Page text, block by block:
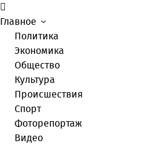
Главное
Политика
Экономика
Общество
Культура
Происшествия
Спорт
Фоторепортаж
Видео